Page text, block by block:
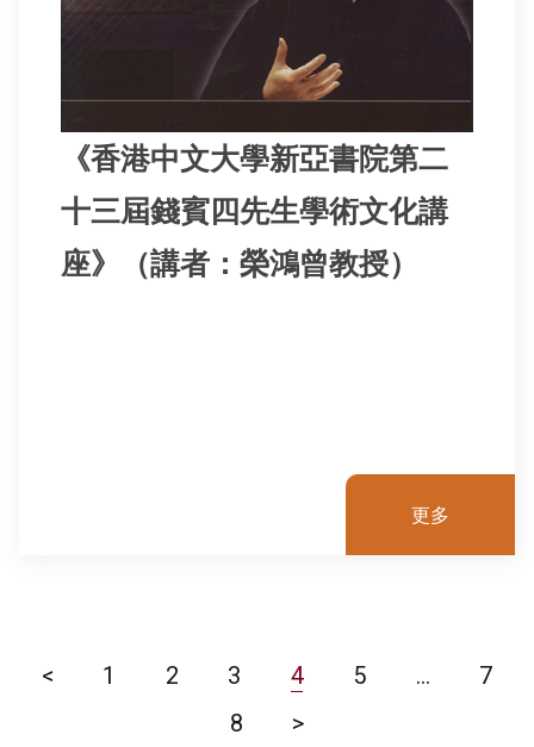
《香港中文大學新亞書院第二
十三屆錢賓四先生學術文化講
座》（講者：榮鴻曾教授）
更多
< 1 2 3 4 5 ...
7
8
>